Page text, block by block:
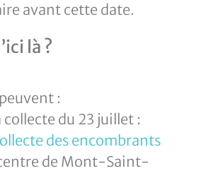
avant cette date.
là ?
:
collecte du 23 juillet :
des encombrants
de Mont-Saint-